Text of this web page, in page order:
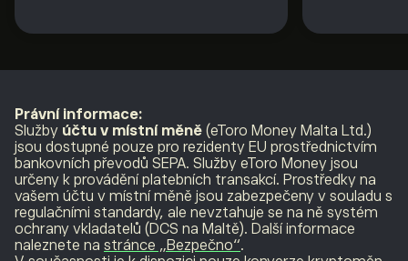
Právní informace:
Služby účtu v místní měně (eToro Money Malta Ltd.)
jsou dostupné pouze pro rezidenty EU prostřednictvím
bankovních převodů SEPA. Služby eToro Money jsou
určeny k provádění platebních transakcí. Prostředky na
vašem účtu v místní měně jsou zabezpečeny v souladu s
regulačními standardy, ale nevztahuje se na ně systém
ochrany vkladatelů (DCS na Maltě). Další informace
naleznete na stránce „Bezpečno“.